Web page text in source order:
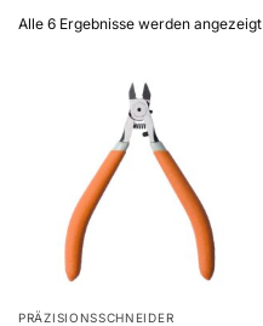
Alle 6 Ergebnisse werden angezeigt
PRÄZISIONSSCHNEIDER